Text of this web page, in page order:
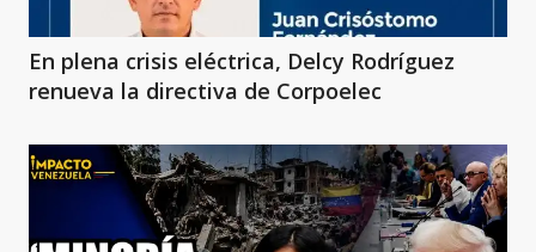
En plena crisis eléctrica, Delcy Rodríguez
renueva la directiva de Corpoelec